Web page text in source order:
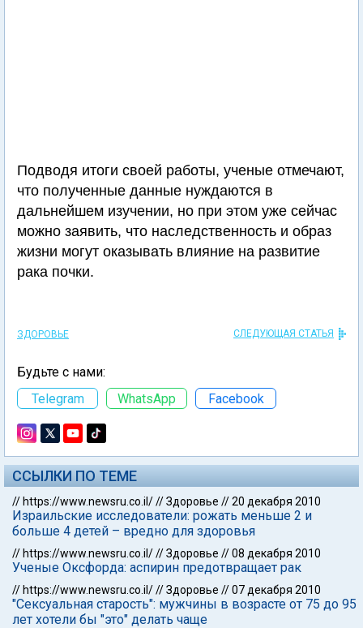
Подводя итоги своей работы, ученые отмечают,
что полученные данные нуждаются в
дальнейшем изучении, но при этом уже сейчас
можно заявить, что наследственность и образ
жизни могут оказывать влияние на развитие
рака почки.
ЗДОРОВЬЕ СЛЕДУЮЩАЯ СТАТЬЯ
Будьте с нами:
Telegram
WhatsApp Facebook
ССЫЛКИ ПО ТЕМЕ
// https://www.newsru.co.il///Здоровье //20 декабря 2010
Израильские исследователи: рожать меньше 2 и
больше 4 детей – вредно для здоровья
// https://www.newsru.co.il///Здоровье //08 декабря 2010
Ученые Оксфорда: аспирин предотвращает рак
// https://www.newsru.co.il///Здоровье //07 декабря 2010
"Сексуальная старость": мужчины в возрасте от 75 до 95
лет хотели бы "это" делать чаще